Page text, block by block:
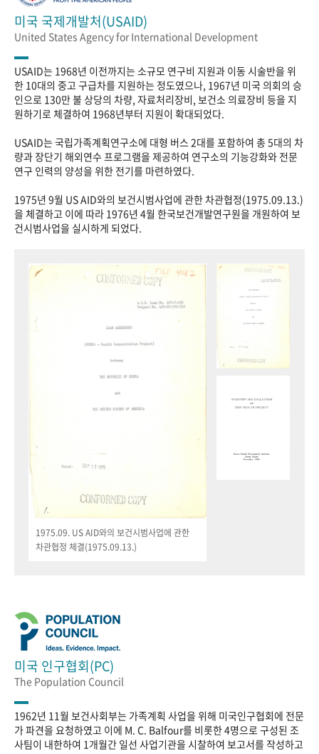
미국 국제개발처(USAID)
United States Agency for International Development
USAID는 1968년 이전까지는 소규모 연구비 지원과 이동 시술반을 위
한 10대의 중고 구급차를 지원하는 정도였으나, 1967년 미국 의회의 승
인으로 130만 불 상당의 차량, 자료처리장비, 보건소 의료장비 등을 지
원하기로 체결하여 1968년부터 지원이 확대되었다.
USAID는 국립가족계획연구소에 대형 버스 2대를 포함하여 총 5대의 차
량과 장단기 해외연수 프로그램을 제공하여 연구소의 기능강화와 전문
연구 인력의 양성을 위한 전기를 마련하였다.
1975년 9월 US AID와의 보건시범사업에 관한 차관협정(1975.09.13.)
을 체결하고 이에 따라 1976년 4월 한국보건개발연구원을 개원하여 보
건시범사업을 실시하게 되었다.
1975.09. US AID와의 보건시범사업에 관한
차관협정 체결(1975.09.13.)
미국 인구협회(PC)
The Population Council
1962년 11월 보건사회부는 가족계획 사업을 위해 미국인구협회에 전문
가 파견을 요청하였고 이에 M. C. Balfour를 비롯한 4명으로 구성된 조
사팀이 내한하여 1개월간 일선 사업기관을 시찰하여 보고서를 작성하고